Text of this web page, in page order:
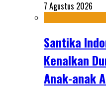
7 Agustus 2026
Santika
Kenalkan
Anak-anak